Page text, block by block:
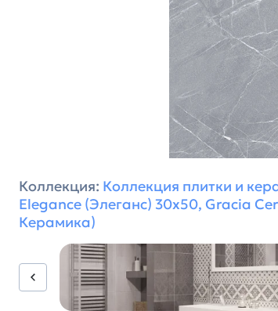
Коллекция: Коллекция плитки и
Elegance (Элеганс) 30х50, Gracia
Керамика)